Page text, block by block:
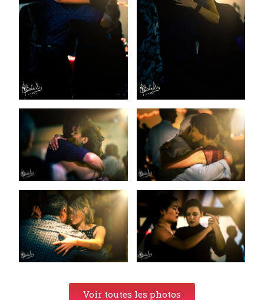
Voir toutes les photos